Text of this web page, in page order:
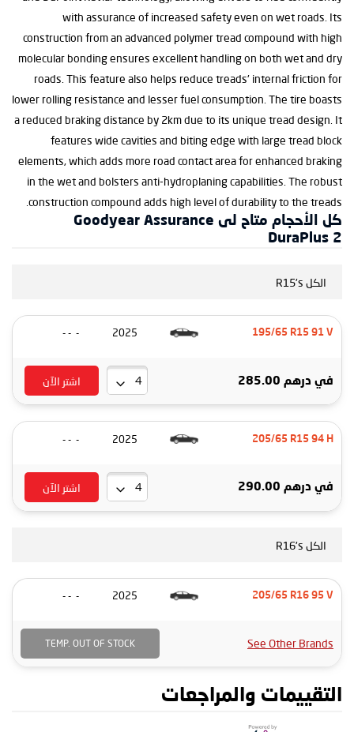
with assurance of increased safety even on wet roads. Its
construction from an advanced polymer tread compound with high
molecular bonding ensures excellent handling on both wet and dry
roads. This feature also helps reduce treads' internal friction for
lower rolling resistance and lesser fuel consumption. The tire boasts
a reduced braking distance by 2km due to its unique tread design. It
features wide cavities and biting edge with large tread block
elements, which adds more road contact area for enhanced braking
in the wet and bolsters anti-hydroplaning capabilities. The robust
construction compound adds high level of durability to the treads.
كل الأحجام متاح لى Goodyear Assurance
DuraPlus 2
الكل R15's
195/65 R15 91 V
2025
- - -
في درهم 285.00 اشتر الآن
205/65 R15 94 H
2025
- - -
في درهم 290.00 اشتر الآن
الكل R16's
205/65 R16 95 V
2025
- - -
See Other Brands
TEMP. OUT OF STOCK
التقييمات والمراجعات